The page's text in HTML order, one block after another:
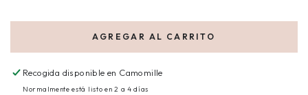
AGREGAR AL CARRITO
Recogida disponible en Camomille
Normalmente está listo en 2 a 4 días